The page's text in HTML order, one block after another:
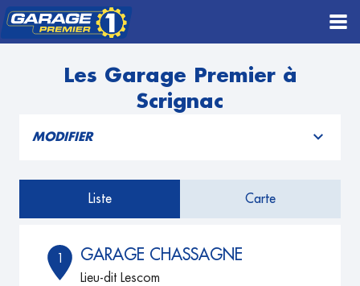
Les Garage Premier à
Scrignac
MODIFIER
Liste Carte
1 GARAGE CHASSAGNE
Lieu-dit Lescom